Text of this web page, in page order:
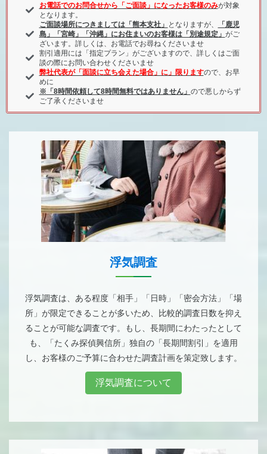
お電話でのお問合せから「ご面談」になったお客様のみが対象
となります。
ご面談場所につきましては「熊本支社」 となりますが、
「鹿児
島」「宮崎」「沖縄」にお住まいのお客様は「別途規定」 がご
ざいます。詳しくは、お電話でお尋ねくださいませ
割引適用には「指定プラン」がございますので、詳しくはご面
談の際にお問い合わせくださいませ
弊社代表が「面談に立ち会えた場合」に」限りますので、お早
めに
※「8時間依頼して8時間無料ではありません」 ので悪しからず
ご了承くださいませ
浮気調査
浮気調査は、ある程度「相手」「日時」「密会方法」「場
所」が限定できることが多いため、比較的調査日数を抑え
ることが可能な調査です。もし、長期間にわたったとして
も、「たくみ探偵興信所」独自の「長期間割引」を適用
し、お客様のご予算に合わせた調査計画を策定致します。
浮気調査について